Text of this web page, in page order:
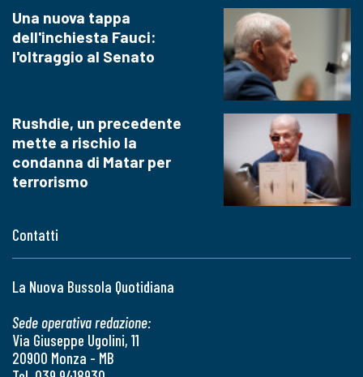
Contatti
La Nuova Bussola Quotidiana
Sede operativa redazione:
Via Giuseppe Ugolini, 11
20900 Monza - MB
Una nuova tappa
dell'inchiesta Fauci:
l'oltraggio al Senato
Rushdie, un precedente
mette a rischio la
condanna di Matar per
terrorismo